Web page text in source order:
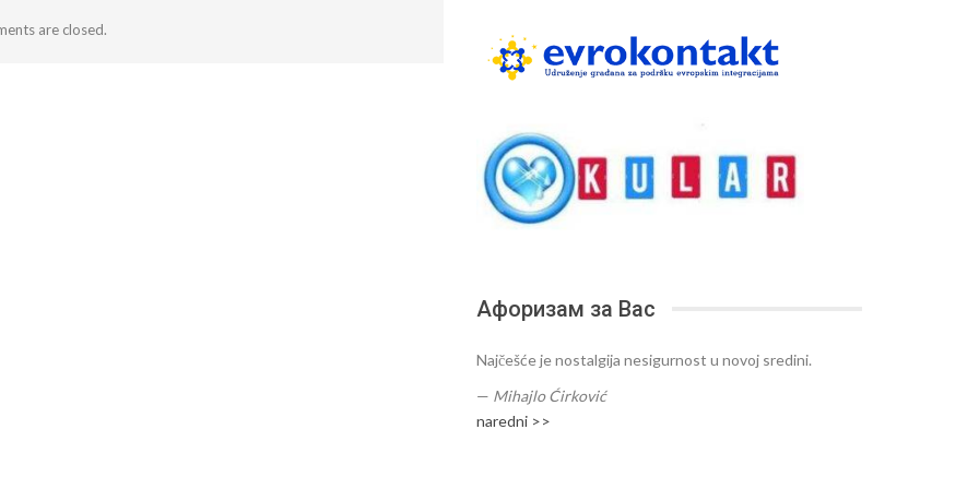
are closed.
Афоризам за Вас
Najčešće je nostalgija nesigurnost u novoj sredini.
— Mihajlo Ćirković
naredni >>